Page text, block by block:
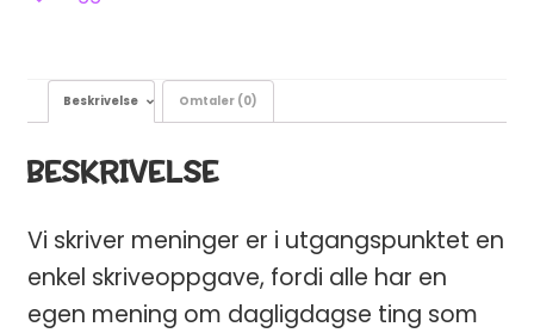
Beskrivelse Omtaler (0)
BESKRIVELSE
Vi skriver meninger er i utgangspunktet en
enkel skriveoppgave, fordi alle har en
egen mening om dagligdagse ting som